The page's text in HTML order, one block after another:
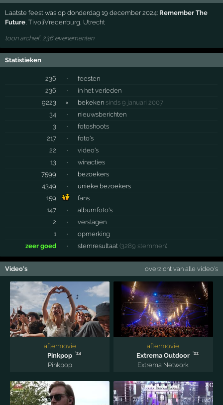
Laatste feest was op donderdag 19 december 2024: Remember The
Future ,TivoliVredenburg Utrecht
toon archief, 236 evenementen
Statistieken
236 ·
feesten
236
·
in het verleden
9223
× bekeken sinds 9 januari 2007
34
·
nieuwsberichten
3
·
fotoshoots
217
·
foto's
22
·
video's
13
·
winacties
7599
·
bezoekers
4349
·
unieke bezoekers
159
fans
147
·
albumfoto's
2
·
verslagen
1
·
opmerking
zeer goed
· stemresultaat (3289 stemmen)
Video's overzicht van alle video's
aftermovie
Pinkpop
'24
Pinkpop
aftermovie
Extrema Outdoor
'22
Extrema Network